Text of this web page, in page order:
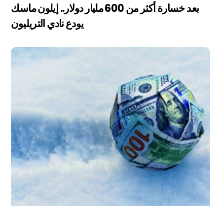
بعد خسارة أكثر من 600 مليار دولار.. إيلون ماسك
يودع نادي التريليون